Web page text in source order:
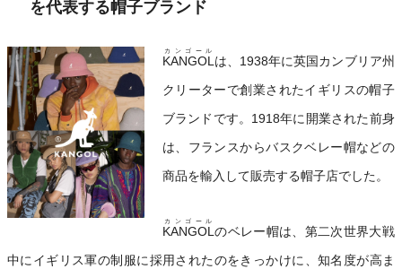
を代表する帽子ブランド
KANGOL
カンゴール
は、1938年に英国カンブリア州
クリーターで創業されたイギリスの帽子
ブランドです。1918年に開業された前身
は、フランスからバスクベレー帽などの
商品を輸入して販売する帽子店でした。
KANGOL
カンゴール
のベレー帽は、第二次世界大戦
中にイギリス軍の制服に採用されたのをきっかけに、知名度が高ま